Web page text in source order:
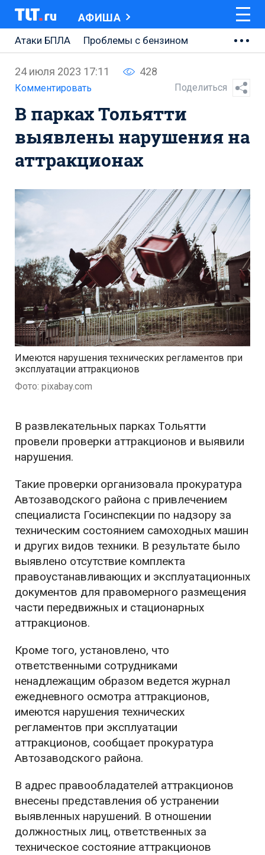
АФИША
Атаки БПЛА
Проблемы с бензином
Ремонт Центральной площади
Ремонт Обводного шоссе
Набережная Тольятти
Неделя Тольятти
24 июля 2023 17:11 428
Комментировать Поделиться
В парках Тольятти
выявлены нарушения на
аттракционах
Имеются нарушения технических регламентов при
эксплуатации аттракционов
Фото: pixabay.com
В развлекательных парках Тольятти
провели проверки аттракционов и выявили
нарушения.
Такие проверки организовала прокуратура
Автозаводского района с привлечением
специалиста Госинспекции по надзору за
техническим состоянием самоходных машин
и других видов техники. В результате было
выявлено отсутствие комплекта
правоустанавливающих и эксплуатационных
документов для правомерного размещения
части передвижных и стационарных
аттракционов.
Кроме того, установлено, что
ответственными сотрудниками
ненадлежащим образом ведется журнал
ежедневного осмотра аттракционов,
имеются нарушения технических
регламентов при эксплуатации
аттракционов, сообщает прокуратура
Автозаводского района.
В адрес правообладателей аттракционов
внесены представления об устранении
выявленных нарушений. В отношении
должностных лиц, ответственных за
техническое состояние аттракционов